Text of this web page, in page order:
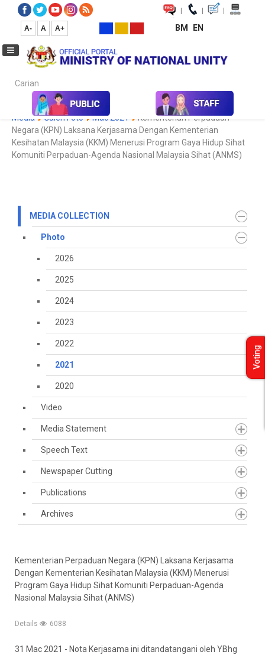
| | |
A- A A+ BM EN
Carian...
Media Media Collection Photo 2021
Koleksi
Media
Galeri Foto Mac 2021
Kementerian Perpaduan
Negara (KPN) Laksana Kerjasama Dengan Kementerian
Kesihatan Malaysia (KKM) Menerusi Program Gaya Hidup Sihat
Komuniti Perpaduan-Agenda Nasional Malaysia Sihat (ANMS)
MEDIA COLLECTION
Photo
2026
2025
2024
2023
2022
2021
2020
Video
Media Statement
Speech Text
Newspaper Cutting
Publications
Archives
Kementerian Perpaduan Negara (KPN) Laksana Kerjasama
Dengan Kementerian Kesihatan Malaysia (KKM) Menerusi
Program Gaya Hidup Sihat Komuniti Perpaduan-Agenda
Nasional Malaysia Sihat (ANMS)
Details 6088
31 Mac 2021 - Nota Kerjasama ini ditandatangani oleh YBhg
Voting